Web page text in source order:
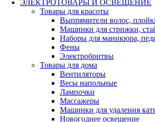
ЭЛЕКТРОТОВАРЫ И ОСВЕЩЕНИЕ
Товары для красоты
Выпрямители волос,
Машинки для стрижки,
Наборы для маникюра,
Фены
Электробритвы
Товары для дома
Вентиляторы
Весы напольные
Лампочки
Массажеры
Машинки для удаления
Новогоднее освещение